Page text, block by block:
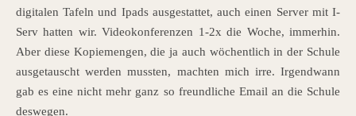
digitalen Tafeln und Ipads ausgestattet, auch einen Server mit I-
Serv hatten wir. Videokonferenzen 1-2x die Woche, immerhin.
Aber diese Kopiemengen, die ja auch wöchentlich in der Schule
ausgetauscht werden mussten, machten mich irre. Irgendwann
gab es eine nicht mehr ganz so freundliche Email an die Schule
deswegen.